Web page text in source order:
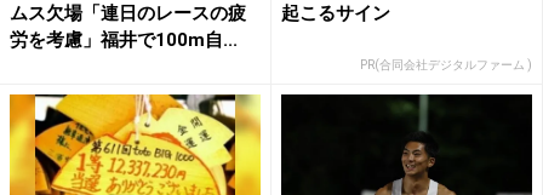
ムス欠場「連日のレースの疲
労を考慮」福井で100m自...
起こるサイン
PR(合同会社デジタルファーム )